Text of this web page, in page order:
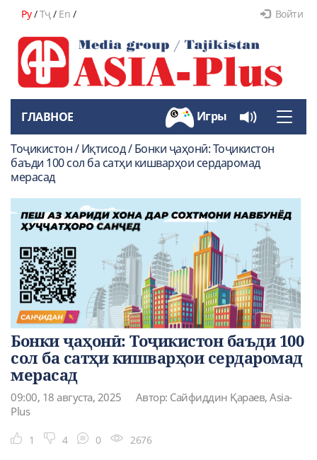
Ру/Тҷ/ En / Войти
Toggle
ГЛАВНОЕ Игры
Тоҷикистон / Иқтисод / Бонки ҷаҳонӣ: Тоҷикистон
баъди 100 сол ба сатҳи кишварҳои сердаромад
мерасад
Бонки ҷаҳонӣ: Тоҷикистон баъди 100
сол ба сатҳи кишварҳои сердаромад
мерасад
09:00, 18 августа, 2025
Автор: Сайфиддин Қараев, Asia-
Plus
1 4 0 2676